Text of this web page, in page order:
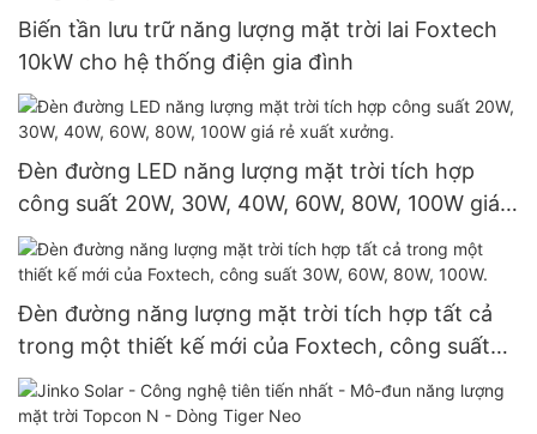
Biến tần lưu trữ năng lượng mặt trời lai Foxtech
10kW cho hệ thống điện gia đình
Đèn đường LED năng lượng mặt trời tích hợp
công suất 20W, 30W, 40W, 60W, 80W, 100W giá
rẻ xuất xưởng.
Đèn đường năng lượng mặt trời tích hợp tất cả
trong một thiết kế mới của Foxtech, công suất
30W, 60W, 80W, 100W.